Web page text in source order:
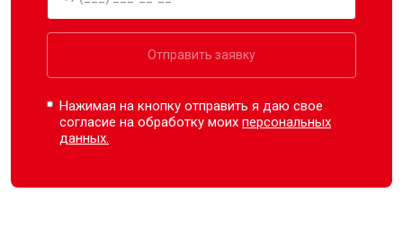
Отправить заявку
Нажимая на кнопку отправить я даю свое
согласие на обработку моихперсональных
данных.